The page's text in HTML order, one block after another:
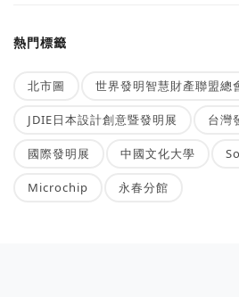
熱門標籤
北市圖 世界發明智慧財產聯盟總
JDIE日本設計創意暨發明展 台灣
國際發明展 中國文化大學
Microchip 永春分館